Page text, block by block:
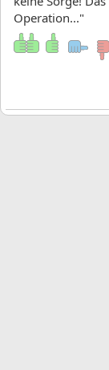
Operation..."